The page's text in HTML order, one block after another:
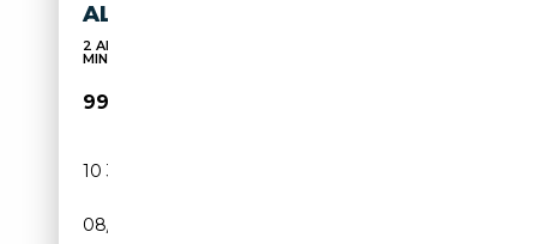
ALPINA B4 GRAN COUPE
2 ANS DE GARANTIE BMW PREMIUM SELECTION -
MINI NEX...
99 890€
10 359 km
08/2024